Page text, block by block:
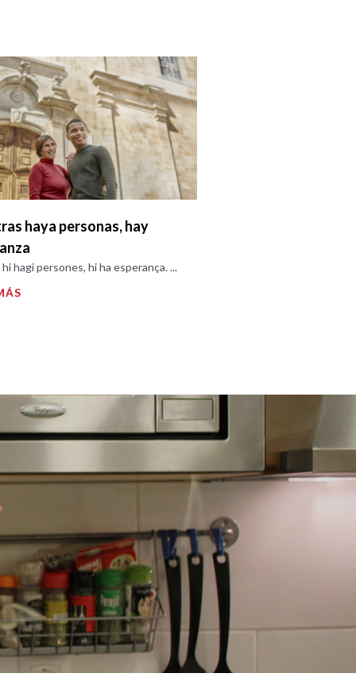
haya personas, hay
hagi persones, hi ha esperança. ...